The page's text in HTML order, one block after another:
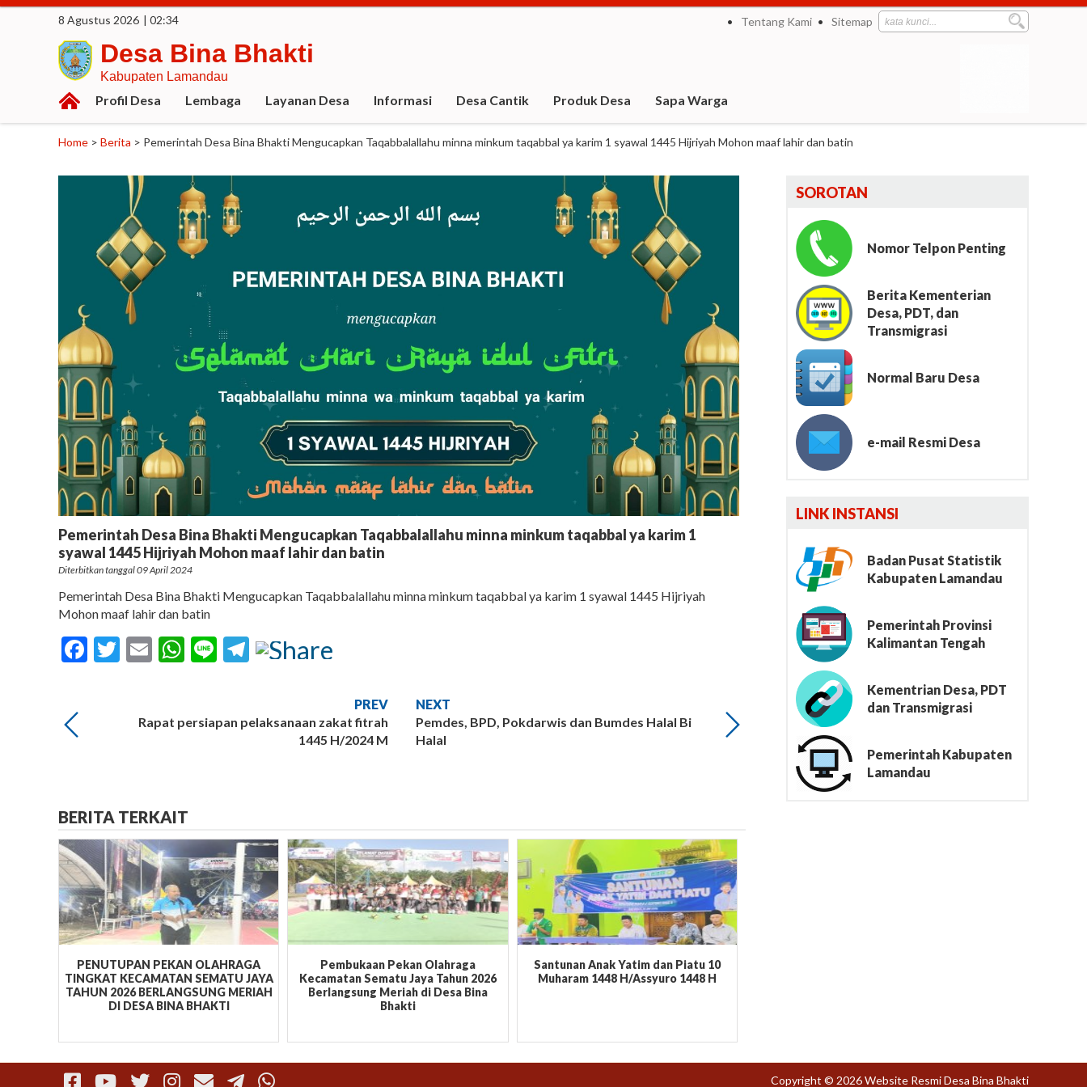
8 Agustus 2026 | 02:34 Tentang Kami Sitemap
Desa Bina Bhakti
Kabupaten Lamandau
Profil Desa Lembaga Layanan Desa Informasi Desa Cantik Produk Desa Sapa Warga
Home > Berita > Pemerintah Desa Bina Bhakti Mengucapkan Taqabbalallahu minna minkum taqabbal ya karim 1 syawal 1445 Hijriyah Mohon maaf lahir dan batin
Pemerintah Desa Bina Bhakti Mengucapkan Taqabbalallahu minna minkum taqabbal ya karim 1
syawal 1445 Hijriyah Mohon maaf lahir dan batin
Diterbitkan tanggal 09 April 2024
Pemerintah Desa Bina Bhakti Mengucapkan Taqabbalallahu minna minkum taqabbal ya karim 1 syawal 1445 Hijriyah
Mohon maaf lahir dan batin
Facebook
Twitter
EmailWhatsApp
LineTelegram
PREV
Rapat persiapan pelaksanaan zakat fitrah
1445 H/2024 M
NEXT
Pemdes, BPD, Pokdarwis dan Bumdes Halal Bi
Halal
BERITA TERKAIT
PENUTUPAN PEKAN OLAHRAGA
TINGKAT KECAMATAN SEMATU JAYA
TAHUN 2026 BERLANGSUNG MERIAH
DI DESA BINA BHAKTI
Pembukaan Pekan Olahraga
Kecamatan Sematu Jaya Tahun 2026
Berlangsung Meriah di Desa Bina
Bhakti
Santunan Anak Yatim dan Piatu 10
Muharam 1448 H/Assyuro 1448 H
SOROTAN
Nomor Telpon Penting
Berita Kementerian
Desa, PDT, dan
Transmigrasi
Normal Baru Desa
e-mail Resmi Desa
Lumbung File
LINK INSTANSI
Badan Pusat Statistik
Kabupaten Lamandau
Pemerintah Provinsi
Kalimantan Tengah
Kementrian Desa, PDT
dan Transmigrasi
Pemerintah Kabupaten
Lamandau
Copyright © 2026 Website Resmi Desa Bina Bhakti